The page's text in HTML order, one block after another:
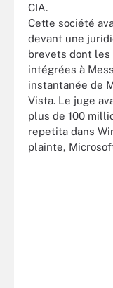
CIA.
Cette société
devant une
brevets dont
intégrées à
instantanée de
Vista. Le juge
plus de 100
repetita dans
plainte,